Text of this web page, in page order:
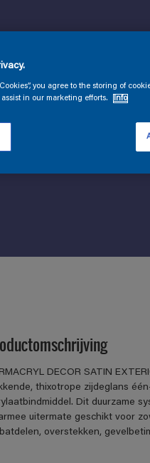
DECOR SATIN
thixotrope zijdeglans
Dit duurzame
uitermate geschikt voor
overstekken,
you agree to the storing of
in our marketing efforts.
Info